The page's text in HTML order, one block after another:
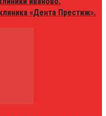
«Дента Престиж».